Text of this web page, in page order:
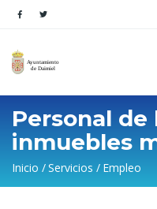
Personal
inmuebles
Sobrescribir
enlaces
Inicio Servicios Empleo